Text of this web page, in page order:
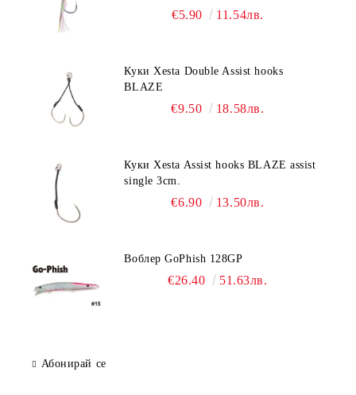
€5.90 11.54лв.
Куки Xesta Double Assist hooks
BLAZE
€9.50 18.58лв.
Куки Xesta Assist hooks BLAZE assist
single 3cm.
€6.90 13.50лв.
Воблер GoPhish 128GP
€26.40 51.63лв.
Абонирай се